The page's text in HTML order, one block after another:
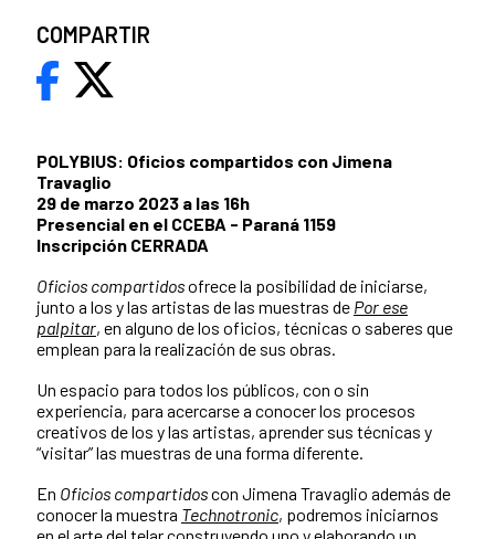
POLYBIUS: Oficios compartidos con Jimena
Travaglio
29 de marzo 2023 a las 16h
Presencial en el CCEBA - Paraná 1159
Inscripción CERRADA
Oficios compartidosofrece la posibilidad de iniciarse,
junto a los y las artistas de las muestras de Por ese
palpitar, en alguno de los oficios, técnicas o saberes que
emplean para la realización de sus obras.
Un espacio para todos los públicos, con o sin
experiencia, para acercarse a conocer los procesos
creativos de los y las artistas, aprender sus técnicas y
“visitar” las muestras de una forma diferente.
En Oficios compartidoscon Jimena Travaglio además de
conocer la muestra Technotronic, podremos iniciarnos
en el arte del telar construyendo uno y elaborando un
COMPARTIR